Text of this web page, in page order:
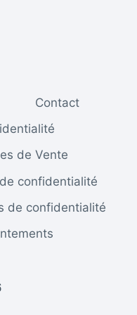
Contact
de Vente
confidentialité
de confidentialité